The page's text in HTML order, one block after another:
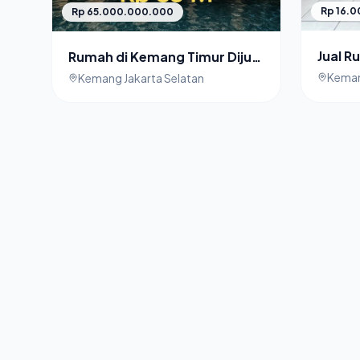
Rp 65.000.000.000
Rumah di Kemang Timur Dijual
Murah
Kemang Jakarta Selatan
Rp
Jual
Bebas